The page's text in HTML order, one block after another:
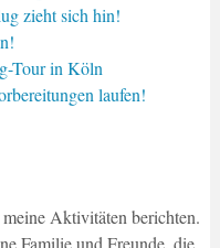
zieht sich hin!
Tour in Köln
laufen!
Aktivitäten berichten.
Familie und Freunde, die